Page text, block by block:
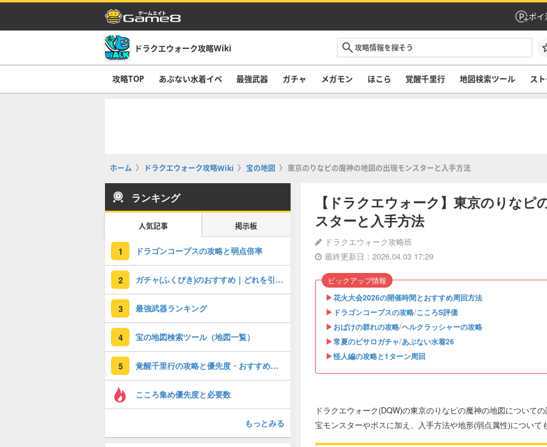
ポイ
ドラクエウォーク攻略Wiki
攻略TOP あぶない水着イベ 最強武器 ガチャ メガモン ほこら 覚醒千里行 地図検索ツール ス
ホーム ドラクエウォーク攻略Wiki 宝の地図 東京のりなピの魔神の地図の出現モンスターと入手方法
【ドラクエウォーク】東京のりなピ
スターと入手方法
ドラクエウォーク攻略班
最終更新日：2026.04.03 17:29
▶︎花火大会2026の開催時間とおすすめ周回方法
▶︎ ドラゴンコープスの攻略/こころS評価
▶︎おばけの群れの攻略/ヘルクラッシャーの攻略
▶︎常夏のピサロガチャ/あぶない水着26
▶︎怪人編の攻略と1ターン周回
ピックアップ情報
ドラクエウォーク(DQW)の東京のりなピの魔神の地図について
宝モンスターやボスに加え、入手方法や地形(弱点属性)について
ランキング
人気記事 掲示板
1 ドラゴンコープスの攻略と弱点倍率
2 ガチャ(ふくびき)のおすすめ｜どれを引くべき？
3 最強武器ランキング
4 宝の地図検索ツール（地図一覧）
5 覚醒千里行の攻略と優先度・おすすめ周回場所
こころ集め優先度と必要数
もっとみる